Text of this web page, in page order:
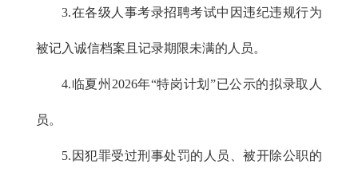
3.在各级人事考录招聘考试中因违纪违规行为
被记入诚信档案且记录期限未满的人员。
4.临夏州2026年“特岗计划”已公示的拟录取人
员。
5.因犯罪受过刑事处罚的人员、被开除公职的